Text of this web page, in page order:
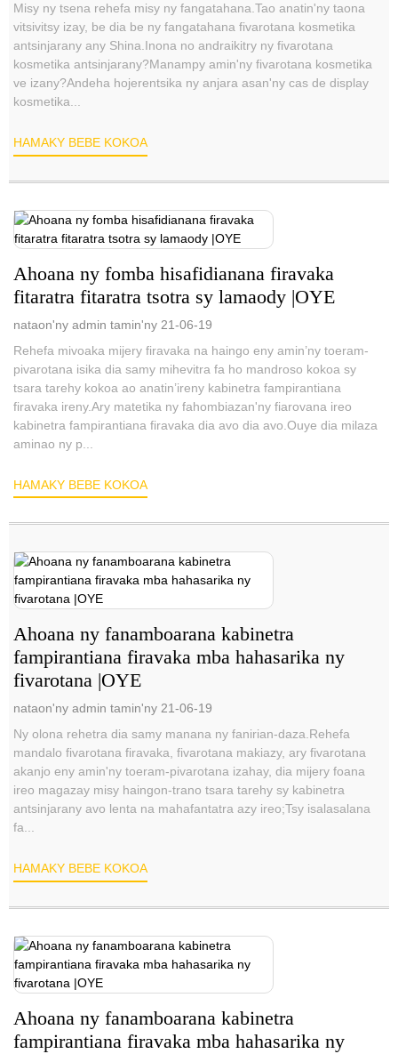
Misy ny tsena rehefa misy ny fangatahana.Tao anatin'ny taona
vitsivitsy izay, be dia be ny fangatahana fivarotana kosmetika
antsinjarany any Shina.Inona no andraikitry ny fivarotana
kosmetika antsinjarany?Manampy amin'ny fivarotana kosmetika
ve izany?Andeha hojerentsika ny anjara asan'ny cas de display
kosmetika...
HAMAKY BEBE KOKOA
Ahoana ny fomba hisafidianana firavaka
fitaratra fitaratra tsotra sy lamaody |OYE
nataon'ny admin tamin'ny 21-06-19
Rehefa mivoaka mijery firavaka na haingo eny amin’ny toeram-
pivarotana isika dia samy mihevitra fa ho mandroso kokoa sy
tsara tarehy kokoa ao anatin’ireny kabinetra fampirantiana
firavaka ireny.Ary matetika ny fahombiazan'ny fiarovana ireo
kabinetra fampirantiana firavaka dia avo dia avo.Ouye dia milaza
aminao ny p...
HAMAKY BEBE KOKOA
Ahoana ny fanamboarana kabinetra
fampirantiana firavaka mba hahasarika ny
fivarotana |OYE
nataon'ny admin tamin'ny 21-06-19
Ny olona rehetra dia samy manana ny fanirian-daza.Rehefa
mandalo fivarotana firavaka, fivarotana makiazy, ary fivarotana
akanjo eny amin'ny toeram-pivarotana izahay, dia mijery foana
ireo magazay misy haingon-trano tsara tarehy sy kabinetra
antsinjarany avo lenta na mahafantatra azy ireo;Tsy isalasalana
fa...
HAMAKY BEBE KOKOA
Ahoana ny fanamboarana kabinetra
fampirantiana firavaka mba hahasarika ny